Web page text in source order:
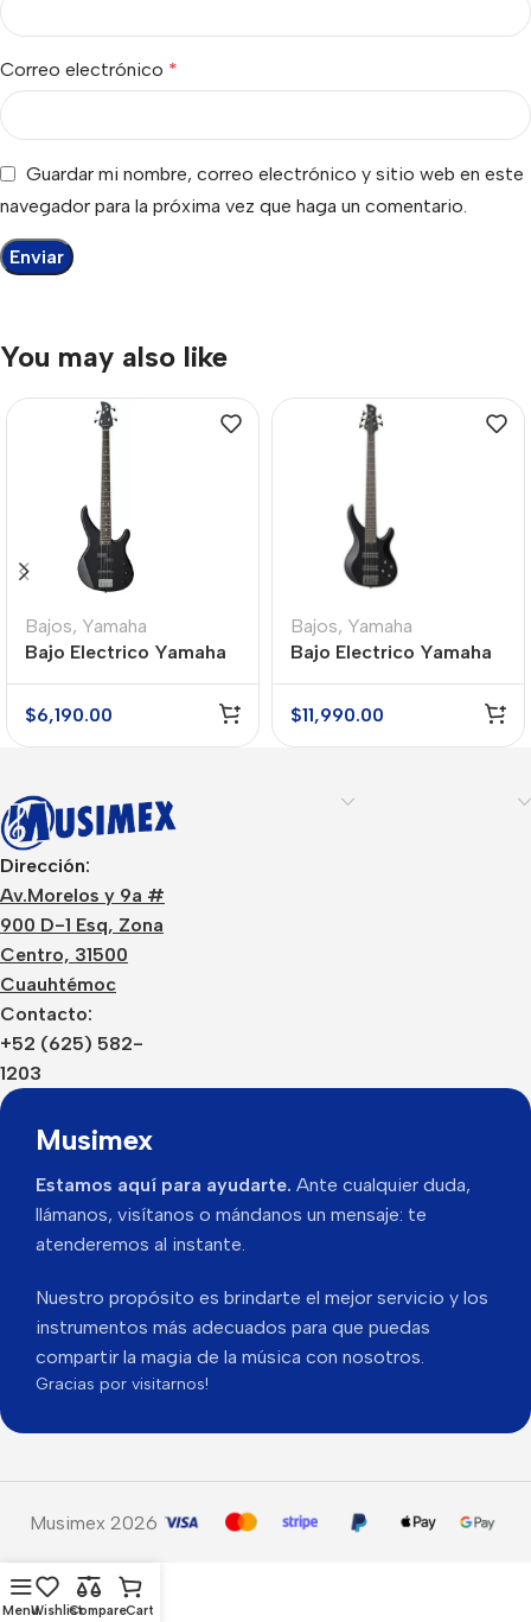
Correo electrónico *
Guardar mi nombre, correo electrónico y sitio web en este
navegador para la próxima vez que haga un comentario.
You may also like
Bajos, Yamaha
Bajo Electrico Yamaha
$6,190.00
Bajos, Yamaha
Bajo Electrico Yamaha
Cuerdas
$11,990.00
Dirección:
Av.Morelos y 9a #
900 D-1 Esq, Zona
Centro, 31500
Cuauhtémoc
Contacto:
+52 (625) 582-
1203
Musimex
Estamos aquí para ayudarte. Ante cualquier duda,
llámanos, visítanos o mándanos un mensaje: te
atenderemos al instante.
Nuestro propósito es brindarte el mejor servicio y los
instrumentos más adecuados para que puedas
compartir la magia de la música con nosotros.
Gracias por visitarnos!
Musimex 2026
MenuWishlistCompareCart